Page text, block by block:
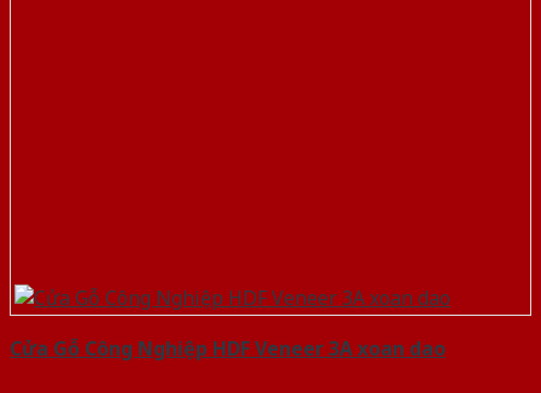
Cửa Gỗ Công Nghiệp HDF Veneer 3A xoan dao